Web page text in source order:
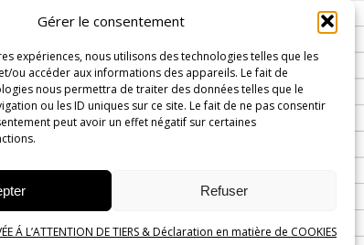
Gérer le consentement
expériences, nous utilisons des technologies telles que les
ou accéder aux informations des appareils. Le fait de
nous permettra de traiter des données telles que le
ou les ID uniques sur ce site. Le fait de ne pas consentir
peut avoir un effet négatif sur certaines
Refuser
Á L’ATTENTION DE TIERS & Déclaration en matière de COOKIES
Flux des commentaires
Site de WordPress-FR